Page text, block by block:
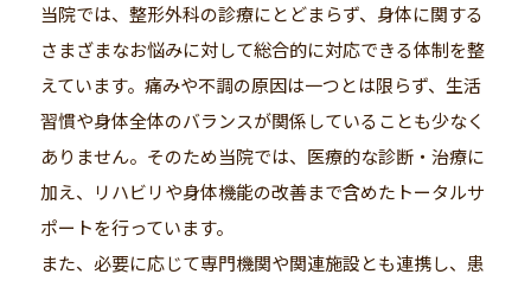
当院では、整形外科の診療にとどまらず、身体に関する
さまざまなお悩みに対して総合的に対応できる体制を整
えています。痛みや不調の原因は一つとは限らず、生活
習慣や身体全体のバランスが関係していることも少なく
ありません。そのため当院では、医療的な診断・治療に
加え、リハビリや身体機能の改善まで含めたトータルサ
ポートを行っています。
また、必要に応じて専門機関や関連施設とも連携し、患